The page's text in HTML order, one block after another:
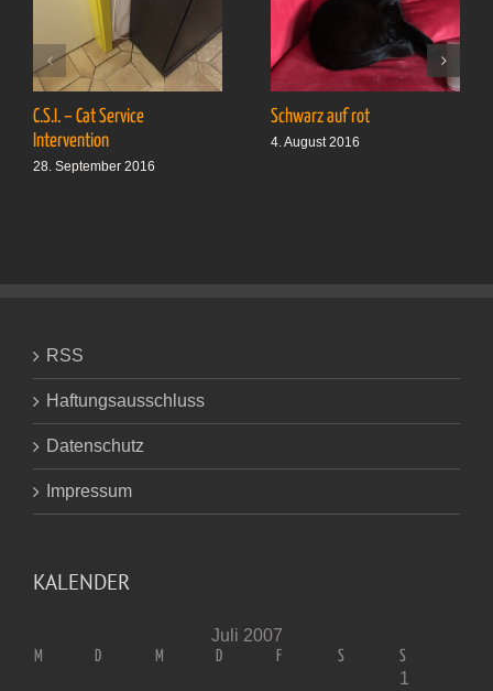
C.S.I. – Cat Service
Intervention
28. September 2016
Schwarz auf rot
4. August 2016
RSS
Haftungsausschluss
Datenschutz
Impressum
KALENDER
Juli 2007
M D M D F S S
1